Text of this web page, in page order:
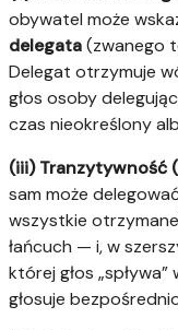
obywatel może
delegata(zwanego
Delegat otrzymuje
głos osoby
czas nieokreślony
(iii) Tranzytywność
sam może
wszystkie
łańcuch — i, w
której głos
głosuje